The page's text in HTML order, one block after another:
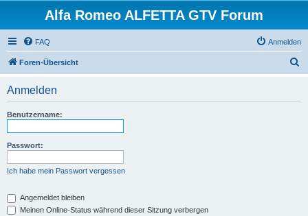
Alfa Romeo ALFETTA GTV Forum
FAQ Anmelden
Foren-Übersicht
Anmelden
Benutzername:
Passwort:
Ich habe mein Passwort vergessen
Angemeldet bleiben
Meinen Online-Status während dieser Sitzung verbergen